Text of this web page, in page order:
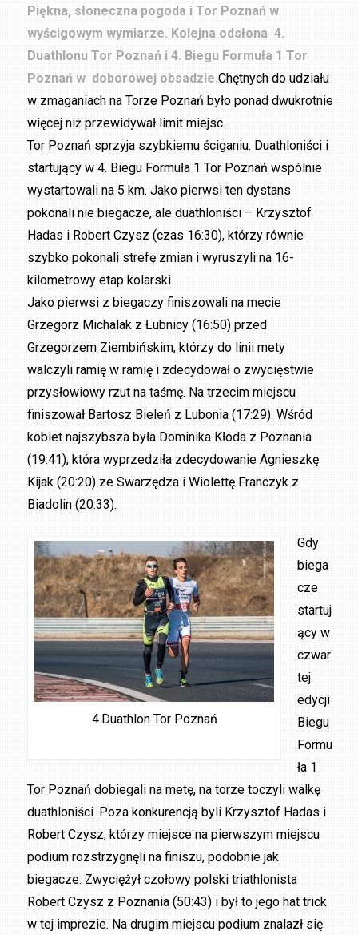
Piękna, słoneczna pogoda i Tor Poznań w
wyścigowym wymiarze. Kolejna odsłona 4.
Duathlonu Tor Poznań i 4. Biegu Formuła 1 Tor
Poznań w doborowej obsadzie.Chętnych do udziału
w zmaganiach na Torze Poznań było ponad dwukrotnie
więcej niż przewidywał limit miejsc.
Tor Poznań sprzyja szybkiemu ściganiu. Duathloniści i
startujący w 4. Biegu Formuła 1 Tor Poznań wspólnie
wystartowali na 5 km. Jako pierwsi ten dystans
pokonali nie biegacze, ale duathloniści – Krzysztof
Hadas i Robert Czysz (czas 16:30), którzy równie
szybko pokonali strefę zmian i wyruszyli na 16-
kilometrowy etap kolarski.
Jako pierwsi z biegaczy finiszowali na mecie
Grzegorz Michalak z Łubnicy (16:50) przed
Grzegorzem Ziembińskim, którzy do linii mety
walczyli ramię w ramię i zdecydował o zwycięstwie
przysłowiowy rzut na taśmę. Na trzecim miejscu
finiszował Bartosz Bieleń z Lubonia (17:29). Wśród
kobiet najszybsza była Dominika Kłoda z Poznania
(19:41), która wyprzedziła zdecydowanie Agnieszkę
Kijak (20:20) ze Swarzędza i Wiolettę Franczyk z
Biadolin (20:33).
4.Duathlon Tor Poznań
Gdy
biega
cze
startuj
ący w
czwar
tej
edycji
Biegu
Formu
ła 1
Tor Poznań dobiegali na metę, na torze toczyli walkę
duathloniści. Poza konkurencją byli Krzysztof Hadas i
Robert Czysz, którzy miejsce na pierwszym miejscu
podium rozstrzygnęli na finiszu, podobnie jak
biegacze. Zwyciężył czołowy polski triathlonista
Robert Czysz z Poznania (50:43) i był to jego hat trick
w tej imprezie. Na drugim miejscu podium znalazł się